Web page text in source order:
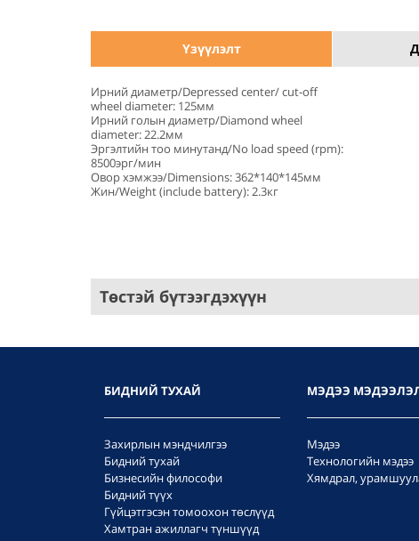
Үзүүлэлт
Ирний диаметр/Depressed center/ cut-off
wheel diameter: 125мм
Ирний голын диаметр/Diamond wheel
diameter: 22.2мм
Эргэлтийн тоо минутанд/No load speed (rpm):
8500эрг/мин
Овор хэмжээ/Dimensions: 362*140*145мм
Жин/Weight (include battery): 2.3кг
Төстэй бүтээгдэхүүн
БИДНИЙ ТУХАЙ
Захирлын мэндчилгээ
Бидний тухай
Бизнесийн философи
Бидний түүх
Гүйцэтгэсэн томоохон төслүүд
Хамтран ажиллагч түншүүд
МЭДЭЭ
Мэдээ
Технологийн мэдээ
Хямдрал,